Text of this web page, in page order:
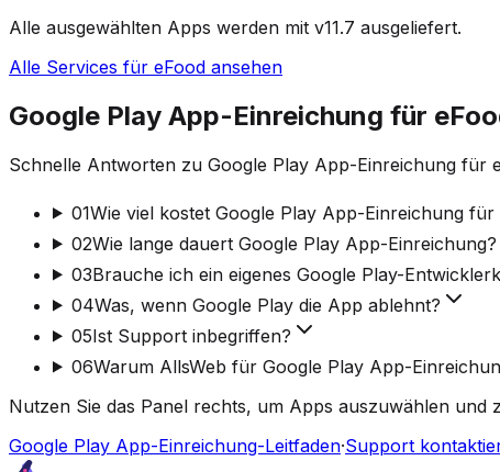
Alle ausgewählten Apps werden mit v11.7 ausgeliefert.
Alle Services für eFood ansehen
Google Play App-Einreichung für
Schnelle Antworten zu Google Play App-Einreichung für
01Wie viel kostet Google Play App-Einreichung für
02Wie lange dauert Google Play App-Einreichung?
03Brauche ich ein eigenes Google Play-
04Was, wenn Google Play die App ablehnt?
05Ist Support inbegriffen?
06Warum AllsWeb für Google Play App-
Nutzen Sie das Panel rechts, um Apps auszuwählen
Google Play App-Einreichung-Leitfaden·Support